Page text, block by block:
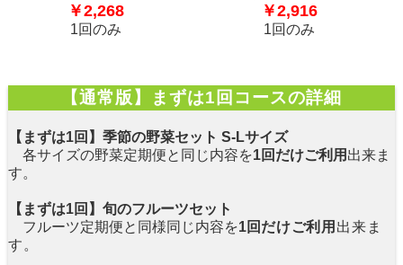
￥2,268 ￥2,916
1回のみ 1回のみ
【通常版】まずは1回コースの詳細
【まずは1回】季節の野菜セット S-Lサイズ
各サイズの野菜定期便と同じ内容を1回だけご利用 出来ま
す。
【まずは1回】旬のフルーツセット
フルーツ定期便と同様同じ内容を1回 だけご利用 出来ま
す。